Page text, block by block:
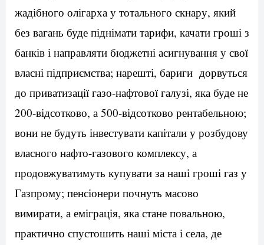
жадібного олігарха у тотального скнару, який
без вагань буде піднімати тарифи, качати гроші з
банків і направляти бюджетні асигнування у свої
власні підприємства; нарешті, бариги дорвуться
до приватизації газо-нафтової галузі, яка буде не
200-відсотково, а 500-відсотково рентабельною;
вони не будуть інвестувати капітали у розбудову
власного нафто-газового комплексу, а
продовжуватимуть купувати за наші гроші газ у
Газпрому; пенсіонери почнуть масово
вимирати, а еміграція, яка стане повальною,
практично спустошить наші міста і села, де